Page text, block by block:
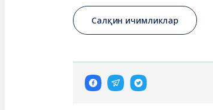
Салқин ичимликлар